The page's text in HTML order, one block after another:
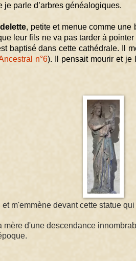
je parle d’arbres généalogiques.
, petite et menue comme
leur fils ne va pas tarder à
baptisé dans cette cathédrale. Il
n°6). Il pensait mourir et je
m'emmène devant cette statue
d'une descendance